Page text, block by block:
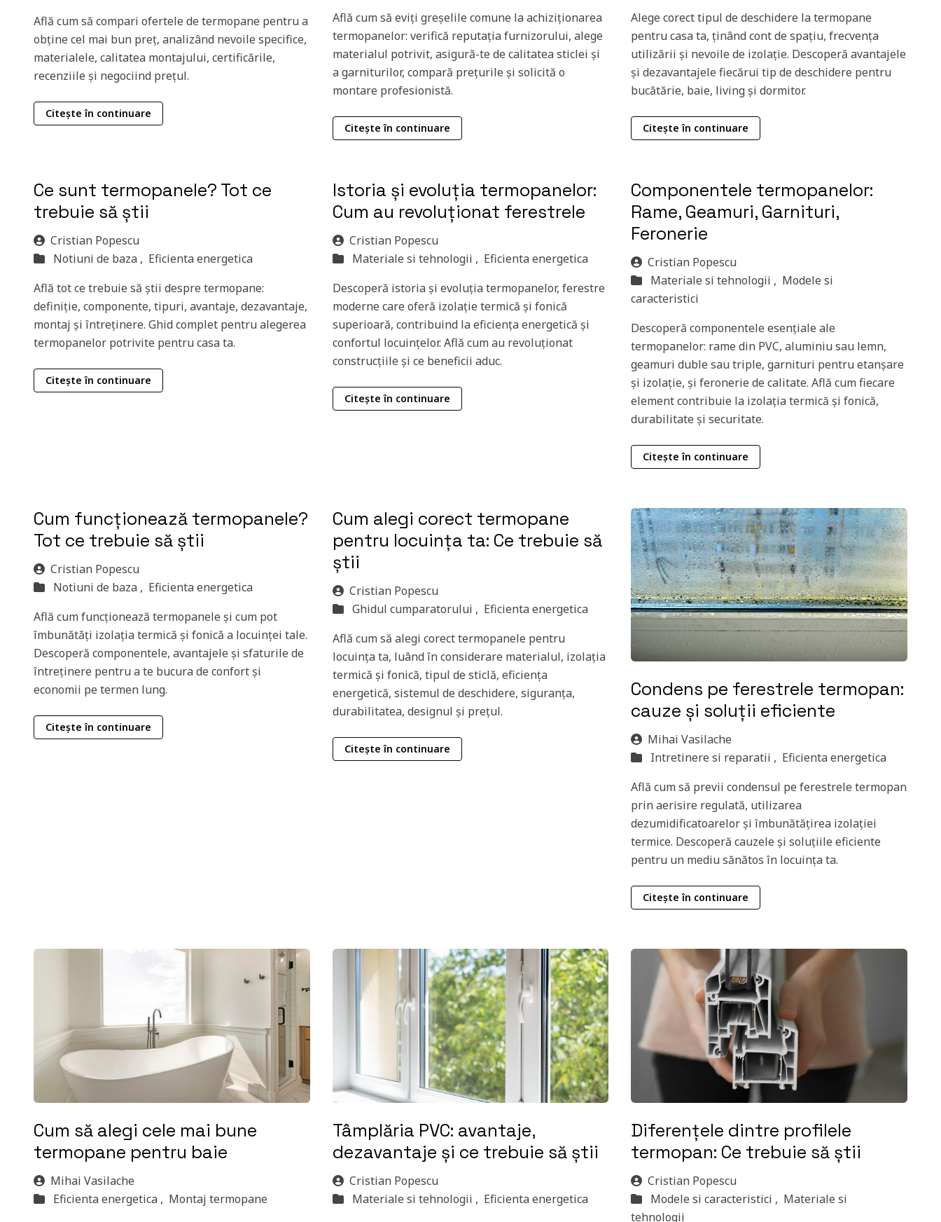
Află cum să compari ofertele de termopane pentru a
obține cel mai bun preț, analizând nevoile specifice,
materialele, calitatea montajului, certificările,
recenziile și negociind prețul.
Citește în continuare
Află cum să eviți greșelile comune la achiziționarea
termopanelor: verifică reputația furnizorului, alege
materialul potrivit, asigură-te de calitatea sticlei și
a garniturilor, compară prețurile și solicită o
montare profesionistă.
Citește în continuare
Alege corect tipul de deschidere la termopane
pentru casa ta, ținând cont de spațiu, frecvența
utilizării și nevoile de izolație. Descoperă avantajele
și dezavantajele fiecărui tip de deschidere pentru
bucătărie, baie, living și dormitor.
Citește în continuare
Ce sunt termopanele? Tot ce
trebuie să știi
Cristian Popescu
Notiuni de baza , Eficienta energetica
Află tot ce trebuie să știi despre termopane:
definiție, componente, tipuri, avantaje, dezavantaje,
montaj și întreținere. Ghid complet pentru alegerea
termopanelor potrivite pentru casa ta.
Citește în continuare
Istoria și evoluția termopanelor:
Cum au revoluționat ferestrele
Cristian Popescu
Materiale si tehnologii , Eficienta energetica
Descoperă istoria și evoluția termopanelor, ferestre
moderne care oferă izolație termică și fonică
superioară, contribuind la eficiența energetică și
confortul locuințelor. Află cum au revoluționat
construcțiile și ce beneficii aduc.
Citește în continuare
Componentele termopanelor:
Rame, Geamuri, Garnituri,
Feronerie
Cristian Popescu
Materiale si tehnologii , Modele si
caracteristici
Descoperă componentele esențiale ale
termopanelor: rame din PVC, aluminiu sau lemn,
geamuri duble sau triple, garnituri pentru etanșare
și izolație, și feronerie de calitate. Află cum fiecare
element contribuie la izolația termică și fonică,
durabilitate și securitate.
Citește în continuare
Cum funcționează termopanele?
Tot ce trebuie să știi
Cristian Popescu
Notiuni de baza , Eficienta energetica
Află cum funcționează termopanele și cum pot
îmbunătăți izolația termică și fonică a locuinței tale.
Descoperă componentele, avantajele și sfaturile de
întreținere pentru a te bucura de confort și
economii pe termen lung.
Citește în continuare
Cum alegi corect termopane
pentru locuința ta: Ce trebuie să
știi
Cristian Popescu
Ghidul cumparatorului , Eficienta energetica
Află cum să alegi corect termopanele pentru
locuința ta, luând în considerare materialul, izolația
termică și fonică, tipul de sticlă, eficiența
energetică, sistemul de deschidere, siguranța,
durabilitatea, designul și prețul.
Citește în continuare
Condens pe ferestrele termopan:
cauze și soluții eficiente
Mihai Vasilache
Intretinere si reparatii , Eficienta energetica
Află cum să previi condensul pe ferestrele termopan
prin aerisire regulată, utilizarea
dezumidificatoarelor și îmbunătățirea izolației
termice. Descoperă cauzele și soluțiile eficiente
pentru un mediu sănătos în locuința ta.
Citește în continuare
Cum să alegi cele mai bune
termopane pentru baie
Mihai Vasilache
Eficienta energetica , Montaj termopane
Tâmplăria PVC: avantaje,
dezavantaje și ce trebuie să știi
Cristian Popescu
Materiale si tehnologii , Eficienta energetica
Diferențele dintre profilele
termopan: Ce trebuie să știi
Cristian Popescu
Modele si caracteristici , Materiale si
tehnologii